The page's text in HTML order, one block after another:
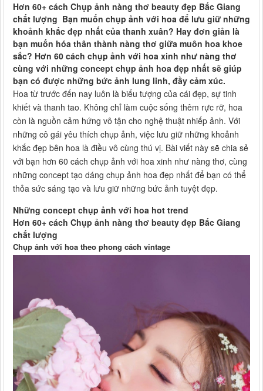
Hơn 60+ cách Chụp ảnh nàng thơ beauty đẹp Bắc Giang
chất lượng Bạn muốn chụp ảnh với hoa để lưu giữ những
khoảnh khắc đẹp nhất của thanh xuân? Hay đơn giản là
bạn muốn hóa thân thành nàng thơ giữa muôn hoa khoe
sắc? Hơn 60 cách chụp ảnh với hoa xinh như nàng thơ
cùng với những concept chụp ảnh hoa đẹp nhất sẽ giúp
bạn có được những bức ảnh lung linh, đầy cảm xúc.
Hoa từ trước đến nay luôn là biểu tượng của cái đẹp, sự tinh
khiết và thanh tao. Không chỉ làm cuộc sống thêm rực rỡ, hoa
còn là nguồn cảm hứng vô tận cho nghệ thuật nhiếp ảnh. Với
những cô gái yêu thích chụp ảnh, việc lưu giữ những khoảnh
khắc đẹp bên hoa là điều vô cùng thú vị. Bài viết này sẽ chia sẻ
với bạn hơn 60 cách chụp ảnh với hoa xinh như nàng thơ, cùng
những concept tạo dáng chụp ảnh hoa đẹp nhất để bạn có thể
thỏa sức sáng tạo và lưu giữ những bức ảnh tuyệt đẹp.
Những concept chụp ảnh với hoa hot trend
Hơn 60+ cách Chụp ảnh nàng thơ beauty đẹp Bắc Giang
chất lượng
Chụp ảnh với hoa theo phong cách vintage